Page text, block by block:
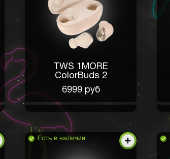
TWS 1MORE
ColorBuds 2
6999 руб
Есть в наличии